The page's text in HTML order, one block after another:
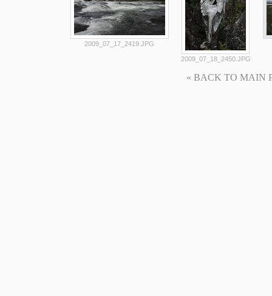
2009_07_17_2419.JPG
2009_07_18_2450.JPG
« BACK TO MAIN